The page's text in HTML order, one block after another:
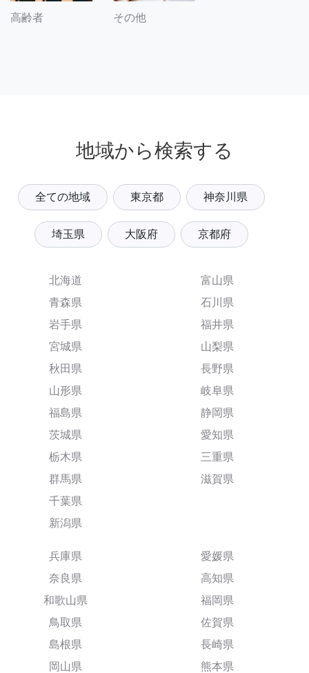
高齢者 その他
地域から検索する
全ての地域 東京都 神奈川県
埼玉県 大阪府 京都府
北海道
青森県
岩手県
宮城県
秋田県
山形県
福島県
茨城県
栃木県
群馬県
千葉県
新潟県
富山県
石川県
福井県
山梨県
長野県
岐阜県
静岡県
愛知県
三重県
滋賀県
兵庫県
奈良県
和歌山県
鳥取県
島根県
岡山県
愛媛県
高知県
福岡県
佐賀県
長崎県
熊本県